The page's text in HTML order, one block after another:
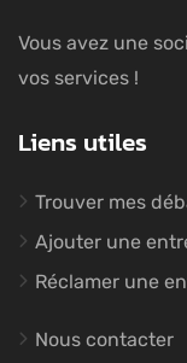
Vous avez une
vos services !
Liens utiles
Trouver mes
Ajouter une
Réclamer une
Nous contacter